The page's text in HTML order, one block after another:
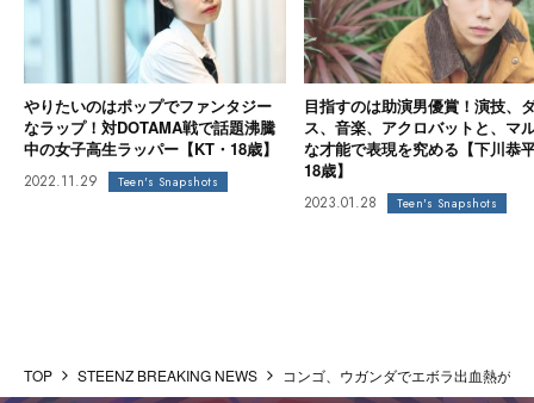
やりたいのはポップでファンタジー
なラップ！対DOTAMA戦で話題沸騰
中の女子高生ラッパー【KT・18歳】
2022.11.29 Teen's Snapshots
目指すのは助演男優賞！演技、
ス、音楽、アクロバットと、マ
な才能で表現を究める【下川恭
18歳】
2023.01.28 Teen's Snapshots
TOP STEENZ BREAKING NEWS コンゴ、ウガンダでエボラ出血熱が